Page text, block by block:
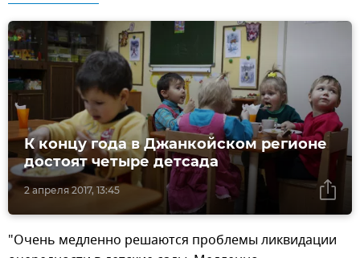
2 апреля 2017, 13:45
К концу года в Джанкойском регионе
достоят четыре детсада
"Очень медленно решаются проблемы ликвидации